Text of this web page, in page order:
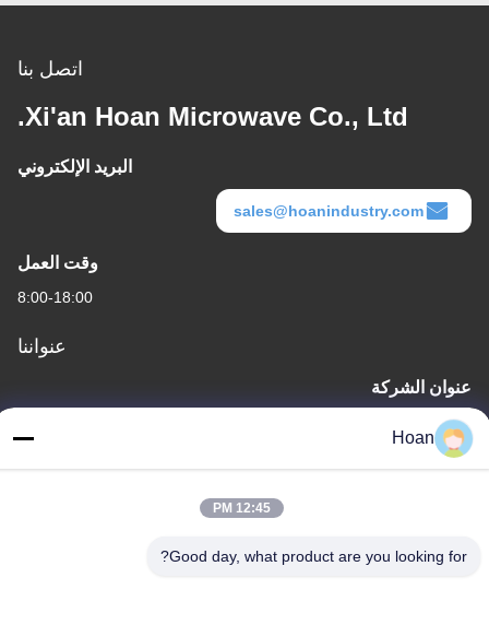
اتصل بنا
Xi'an Hoan Microwave Co., Ltd.
البريد الإلكتروني
sales@hoanindustry.com
وقت العمل
8:00-18:00
عنواننا
عنوان الشركة
العالية، شيان
Hoan
12:45 PM
Good day, what product are you looking for?